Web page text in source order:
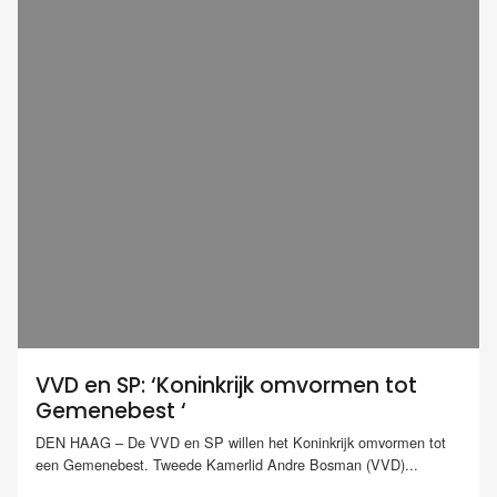
VVD en SP: ‘Koninkrijk omvormen tot
Gemenebest ‘
DEN HAAG – De VVD en SP willen het Koninkrijk omvormen tot
een Gemenebest. Tweede Kamerlid Andre Bosman (VVD)...